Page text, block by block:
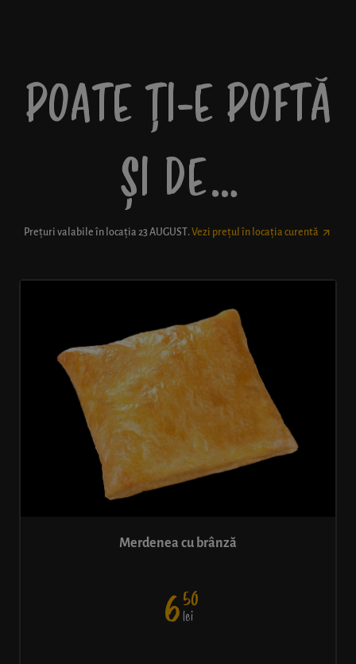
POATE ȚI-E POFTĂ
ȘI DE…
Prețuri valabile în locația 23 AUGUST . Vezi prețul în locația curentă
Merdenea cu brânză
650
lei